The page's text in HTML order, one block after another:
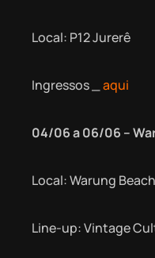
Local: P12 Jurerê
Ingressos _ aqui
04/06 a 06/06 –
Local: Warung
Line-up: Vintage